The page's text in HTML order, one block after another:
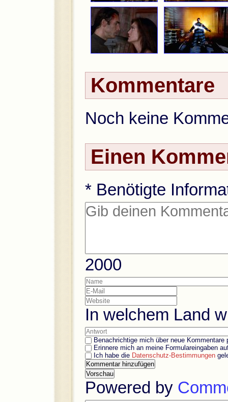
Kommentare
Noch keine
Einen
* Benötigte
2000
In welchem Land
Benachrichtige mich über neue Kommentare
Erinnere mich an meine Formulareingaben
Ich habe die Datenschutz-Bestimmungen
Powered by